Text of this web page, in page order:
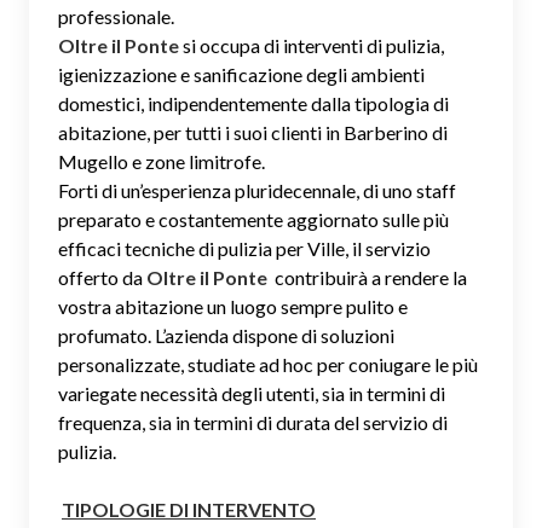
professionale.
Oltre il Pontesi occupa di interventi di pulizia,
igienizzazione e sanificazione degli ambienti
domestici, indipendentemente dalla tipologia di
abitazione, per tutti i suoi clienti in Barberino di
Mugello e zone limitrofe.
Forti di un’esperienza pluridecennale, di uno staff
preparato e costantemente aggiornato sulle più
efficaci tecniche di pulizia per Ville, il servizio
offerto da Oltre il Ponte contribuirà a rendere la
vostra abitazione un luogo sempre pulito e
profumato. L’azienda dispone di soluzioni
personalizzate, studiate ad hoc per coniugare le più
variegate necessità degli utenti, sia in termini di
frequenza, sia in termini di durata del servizio di
pulizia.
TIPOLOGIE DI INTERVENTO